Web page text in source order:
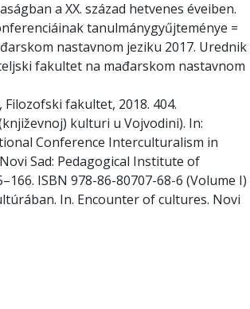
a XX. század hetvenes éveiben.
tanulmánygyűjteménye =
nastavnom jeziku 2017. Urednik
fakultet na mađarskom nastavnom
fakultet, 2018. 404.
kulturi u Vojvodini). In:
Conference Interculturalism in
Sad: Pedagogical Institute of
ISBN 978-86-80707-68-6 (Volume I)
In. Encounter of cultures. Novi